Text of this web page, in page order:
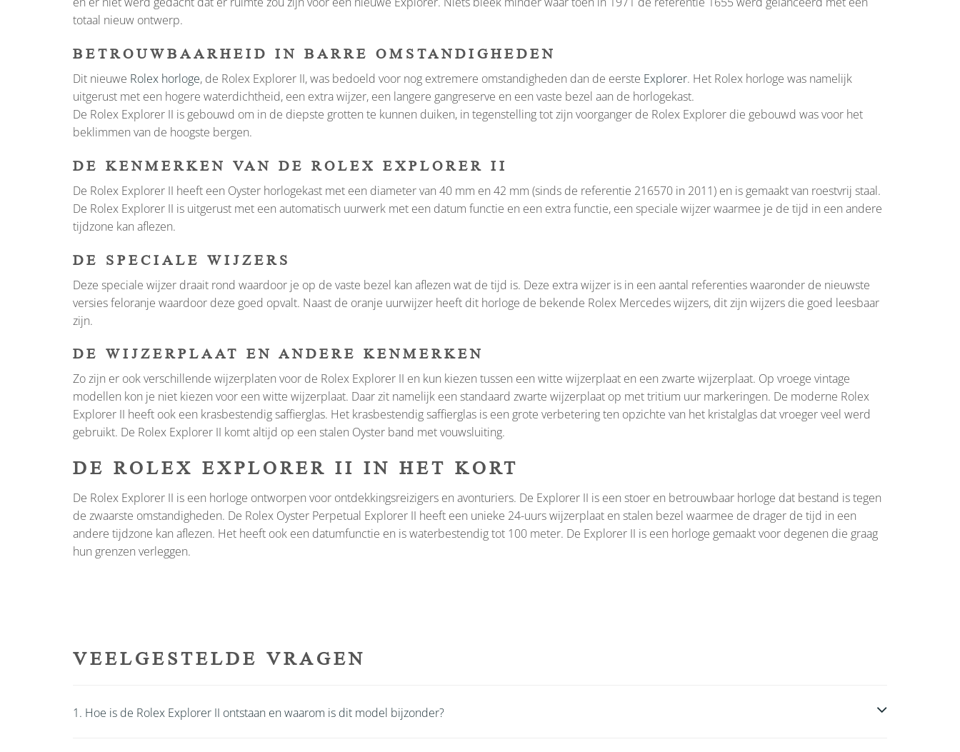
totaal nieuw ontwerp.
BETROUWBAARHEID IN BARRE OMSTANDIGHEDEN
Dit nieuwe Rolex horloge, de Rolex Explorer II, was bedoeld voor nog extremere omstandigheden dan de eerste Explorer. Het Rolex horloge was namelijk
uitgerust met een hogere waterdichtheid, een extra wijzer, een langere gangreserve en een vaste bezel aan de horlogekast.
De Rolex Explorer II is gebouwd om in de diepste grotten te kunnen duiken, in tegenstelling tot zijn voorganger de Rolex Explorer die gebouwd was voor het
beklimmen van de hoogste bergen.
DE KENMERKEN VAN DE ROLEX EXPLORER II
De Rolex Explorer II heeft een Oyster horlogekast met een diameter van 40 mm en 42 mm (sinds de referentie 216570 in 2011) en is gemaakt van roestvrij staal.
De Rolex Explorer II is uitgerust met een automatisch uurwerk met een datum functie en een extra functie, een speciale wijzer waarmee je de tijd in een andere
tijdzone kan aflezen.
DE SPECIALE WIJZERS
Deze speciale wijzer draait rond waardoor je op de vaste bezel kan aflezen wat de tijd is. Deze extra wijzer is in een aantal referenties waaronder de nieuwste
versies feloranje waardoor deze goed opvalt. Naast de oranje uurwijzer heeft dit horloge de bekende Rolex Mercedes wijzers, dit zijn wijzers die goed leesbaar
zijn.
DE WIJZERPLAAT EN ANDERE KENMERKEN
Zo zijn er ook verschillende wijzerplaten voor de Rolex Explorer II en kun kiezen tussen een witte wijzerplaat en een zwarte wijzerplaat. Op vroege vintage
modellen kon je niet kiezen voor een witte wijzerplaat. Daar zit namelijk een standaard zwarte wijzerplaat op met tritium uur markeringen. De moderne Rolex
Explorer II heeft ook een krasbestendig saffierglas. Het krasbestendig saffierglas is een grote verbetering ten opzichte van het kristalglas dat vroeger veel werd
gebruikt. De Rolex Explorer II komt altijd op een stalen Oyster band met vouwsluiting.
DE ROLEX EXPLORER II IN HET KORT
De Rolex Explorer II is een horloge ontworpen voor ontdekkingsreizigers en avonturiers. De Explorer II is een stoer en betrouwbaar horloge dat bestand is tegen
de zwaarste omstandigheden. De Rolex Oyster Perpetual Explorer II heeft een unieke 24-uurs wijzerplaat en stalen bezel waarmee de drager de tijd in een
andere tijdzone kan aflezen. Het heeft ook een datumfunctie en is waterbestendig tot 100 meter. De Explorer II is een horloge gemaakt voor degenen die graag
hun grenzen verleggen.
VEELGESTELDE VRAGEN
1. Hoe is de Rolex Explorer II ontstaan en waarom is dit model bijzonder?